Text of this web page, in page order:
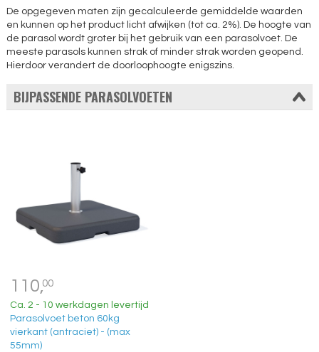
De opgegeven maten zijn gecalculeerde gemiddelde waarden
en kunnen op het product licht afwijken (tot ca. 2%). De hoogte van
de parasol wordt groter bij het gebruik van een parasolvoet. De
meeste parasols kunnen strak of minder strak worden geopend.
Hierdoor verandert de doorloophoogte enigszins.
BIJPASSENDE PARASOLVOETEN
110,00
Ca. 2 - 10 werkdagen levertijd
Parasolvoet beton 60kg
vierkant (antraciet) - (max
55mm)